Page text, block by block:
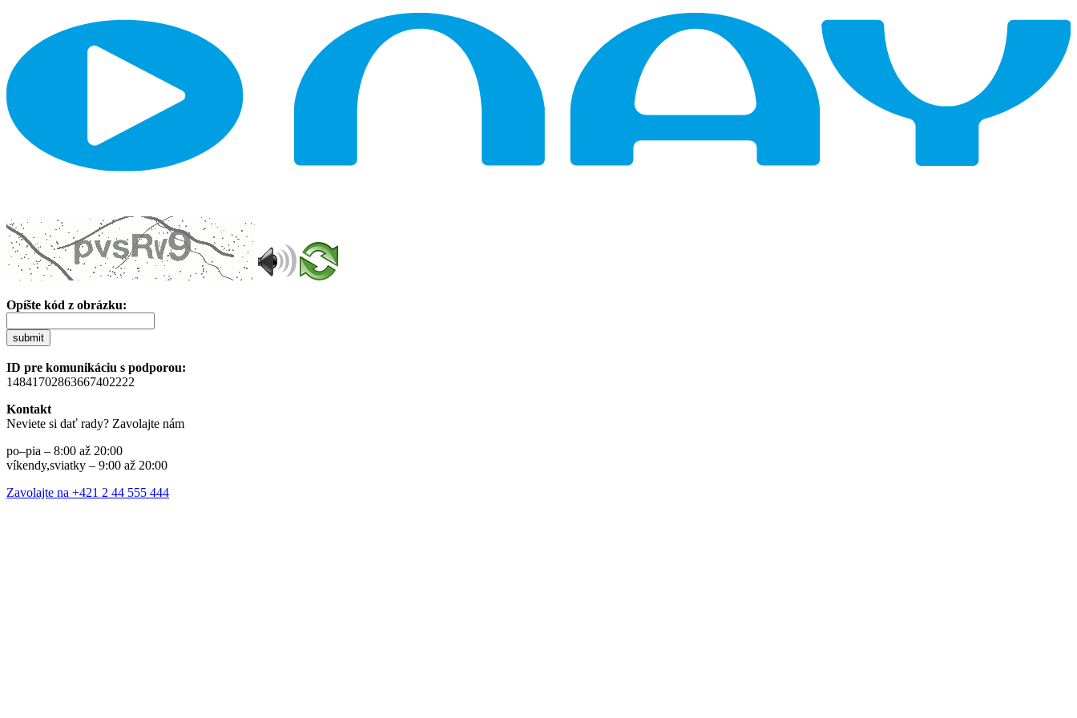
Opíšte kód z obrázku:
submit
ID pre komunikáciu s podporou:
14841702863667402222
Kontakt
Neviete si dať rady? Zavolajte nám
po–pia – 8:00 až 20:00
víkendy,sviatky – 9:00 až 20:00
Zavolajte na +421 2 44 555 444